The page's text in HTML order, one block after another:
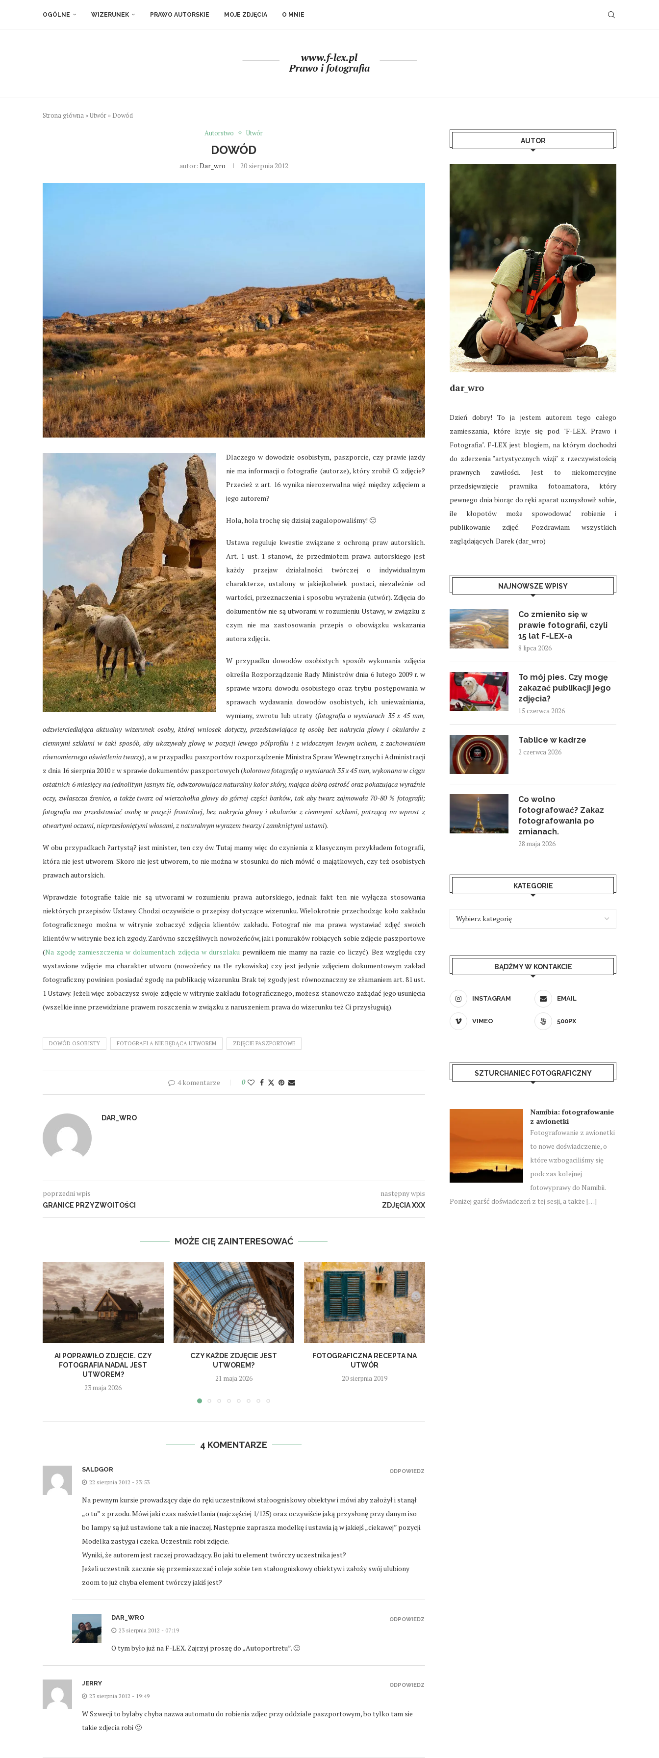
OGÓLNE WIZERUNEK PRAWO AUTORSKIE MOJE ZDJĘCIA O MNIE
Strona główna »Utwór » Dowód
Autorstwo
Utwór
DOWÓD
autor: Dar_wro 20 sierpnia 2012
Dlaczego w dowodzie osobistym, paszporcie, czy prawie jazdy
nie ma informacji o fotografie (autorze), który zrobił Ci zdjęcie?
Przecież z art. 16 wynika nierozerwalna więź między zdjęciem a
jego autorem?
Hola, hola trochę się dzisiaj zagalopowaliśmy! 🙂
Ustawa reguluje kwestie związane z ochroną praw autorskich.
Art. 1 ust. 1 stanowi, że przedmiotem prawa autorskiego jest
każdy przejaw działalności twórczej o indywidualnym
charakterze, ustalony w jakiejkolwiek postaci, niezależnie od
wartości, przeznaczenia i sposobu wyrażenia (utwór). Zdjęcia do
dokumentów nie są utworami w rozumieniu Ustawy, w związku z
czym nie ma zastosowania przepis o obowiązku wskazania
autora zdjęcia.
W przypadku dowodów osobistych sposób wykonania zdjęcia
określa Rozporządzenie Rady Ministrów dnia 6 lutego 2009 r. w
sprawie wzoru dowodu osobistego oraz trybu postępowania w
sprawach wydawania dowodów osobistych, ich unieważniania,
wymiany, zwrotu lub utraty (fotografia o wymiarach 35 x 45 mm,
odzwierciedlająca aktualny wizerunek osoby, której wniosek dotyczy, przedstawiająca tę osobę bez nakrycia głowy i okularów z
ciemnymi szkłami w taki sposób, aby ukazywały głowę w pozycji lewego półprofilu i z widocznym lewym uchem, z zachowaniem
równomiernego oświetlenia twarzy), a w przypadku paszportów rozporządzenie Ministra Spraw Wewnętrznych i Administracji
z dnia 16 sierpnia 2010 r. w sprawie dokumentów paszportowych (kolorowa fotografię o wymiarach 35 x 45 mm, wykonana w ciągu
ostatnich 6 miesięcy na jednolitym jasnym tle, odwzorowująca naturalny kolor skóry, mająca dobrą ostrość oraz pokazująca wyraźnie
oczy, zwłaszcza źrenice, a także twarz od wierzchołka głowy do górnej części barków, tak aby twarz zajmowała 70-80 % fotografii;
fotografia ma przedstawiać osobę w pozycji frontalnej, bez nakrycia głowy i okularów z ciemnymi szkłami, patrzącą na wprost z
otwartymi oczami, nieprzesłoniętymi włosami, z naturalnym wyrazem twarzy i zamkniętymi ustami).
W obu przypadkach ?artystą? jest minister, ten czy ów. Tutaj mamy więc do czynienia z klasycznym przykładem fotografii,
która nie jest utworem. Skoro nie jest utworem, to nie można w stosunku do nich mówić o majątkowych, czy też osobistych
prawach autorskich.
Wprawdzie fotografie takie nie są utworami w rozumieniu prawa autorskiego, jednak fakt ten nie wyłącza stosowania
niektórych przepisów Ustawy. Chodzi oczywiście o przepisy dotyczące wizerunku. Wielokrotnie przechodząc koło zakładu
fotograficznego można w witrynie zobaczyć zdjęcia klientów zakładu. Fotograf nie ma prawa wystawiać zdjęć swoich
klientów w witrynie bez ich zgody. Zarówno szczęśliwych nowożeńców, jak i ponuraków robiących sobie zdjęcie paszportowe
(Na zgodę zamieszczenia w dokumentach zdjęcia w durszlakupewnikiem nie mamy na razie co liczyć). Bez względu czy
wystawione zdjęcie ma charakter utworu (nowożeńcy na tle rykowiska) czy jest jedynie zdjęciem dokumentowym zakład
fotograficzny powinien posiadać zgodę na publikację wizerunku. Brak tej zgody jest równoznaczny ze złamaniem art. 81 ust.
1 Ustawy. Jeżeli więc zobaczysz swoje zdjęcie w witrynie zakładu fotograficznego, możesz stanowczo zażądać jego usunięcia
(wszelkie inne przewidziane prawem roszczenia w związku z naruszeniem prawa do wizerunku też Ci przysługują).
DOWÓD OSOBISTY FOTOGRAFI A NIE BĘDĄCA UTWOREM ZDJĘCIE PASZPORTOWE
4 komentarze 0
DAR_WRO
poprzedni wpis
GRANICE PRZYZWOITOŚCI
następny wpis
ZDJĘCIA XXX
MOŻE CIĘ ZAINTERESOWAĆ
AI POPRAWIŁO ZDJĘCIE. CZY
FOTOGRAFIA NADAL JEST
UTWOREM?
23 maja 2026
CZY KAŻDE ZDJĘCIE JEST
UTWOREM?
21 maja 2026
FOTOGRAFICZNA RECEPTA NA
UTWÓR
20 sierpnia 2019
4 KOMENTARZE
SALDGOR
22 sierpnia 2012 - 23:53
Na pewnym kursie prowadzący daje do ręki uczestnikowi stałoogniskowy obiektyw i mówi aby założył i stanął
„o tu” z przodu. Mówi jaki czas naświetlania (najczęściej 1/125) oraz oczywiście jaką przysłonę przy danym iso
bo lampy są już ustawione tak a nie inaczej. Następnie zaprasza modelkę i ustawia ją w jakiejś „ciekawej” pozycji.
Modelka zastyga i czeka. Uczestnik robi zdjęcie.
Wyniki, że autorem jest raczej prowadzący. Bo jaki tu element twórczy uczestnika jest?
Jeżeli uczestnik zacznie się przemieszczać i oleje sobie ten stałoogniskowy obiektyw i założy swój ulubiony
zoom to już chyba element twórczy jakiś jest?
ODPOWIEDZ
DAR_WRO
23 sierpnia 2012 - 07:19
O tym było już na F-LEX. Zajrzyj proszę do „Autoportretu”. 🙂
ODPOWIEDZ
JERRY
23 sierpnia 2012 - 19:49
W Szwecji to bylaby chyba nazwa automatu do robienia zdjec przy oddziale paszportowym, bo tylko tam sie
takie zdjecia robi 🙂
ODPOWIEDZ
AUTOR
dar_wro
Dzień dobry! To ja jestem autorem tego całego
zamieszania, które kryje się pod "F-LEX. Prawo i
Fotografia". F-LEX jest blogiem, na którym dochodzi
do zderzenia "artystycznych wizji" z rzeczywistością
prawnych zawiłości. Jest to niekomercyjne
przedsięwzięcie prawnika fotoamatora, który
pewnego dnia biorąc do ręki aparat uzmysłowił sobie,
ile kłopotów może spowodować robienie i
publikowanie zdjęć. Pozdrawiam wszystkich
zaglądających. Darek (dar_wro)
NAJNOWSZE WPISY
Co zmieniło się w
prawie fotografii, czyli
15 lat F-LEX-a
8 lipca 2026
To mój pies. Czy mogę
zakazać publikacji jego
zdjęcia?
15 czerwca 2026
Tablice w kadrze
2 czerwca 2026
Co wolno
fotografować? Zakaz
fotografowania po
zmianach.
28 maja 2026
KATEGORIE
BĄDŹMY W KONTAKCIE
INSTAGRAM EMAIL
VIMEO 500PX
SZTURCHANIEC FOTOGRAFICZNY
Namibia: fotografowanie
z awionetki
Fotografowanie z awionetki
to nowe doświadczenie, o
które wzbogaciliśmy się
podczas kolejnej
fotowyprawy do Namibii.
Poniżej garść doświadczeń z tej sesji, a także […]